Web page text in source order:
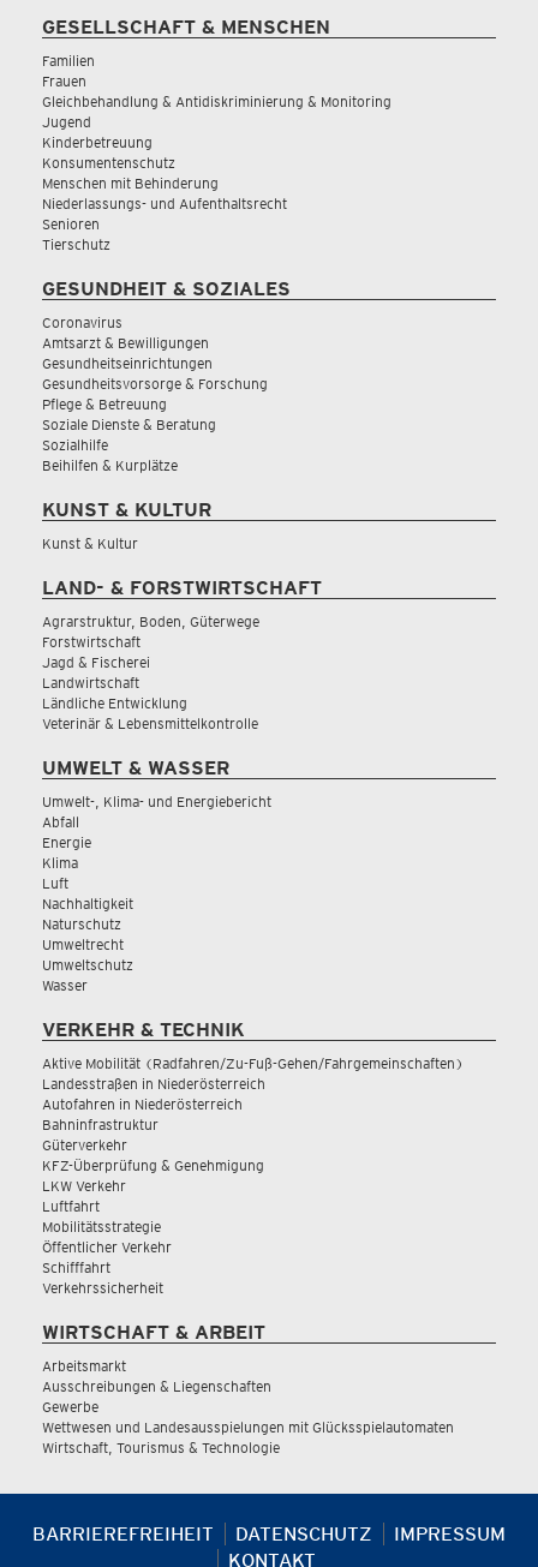
GESELLSCHAFT & MENSCHEN
Familien
Frauen
Gleichbehandlung & Antidiskriminierung & Monitoring
Jugend
Kinderbetreuung
Konsumentenschutz
Menschen mit Behinderung
Niederlassungs- und Aufenthaltsrecht
Senioren
Tierschutz
GESUNDHEIT & SOZIALES
Coronavirus
Amtsarzt & Bewilligungen
Gesundheitseinrichtungen
Gesundheitsvorsorge & Forschung
Pflege & Betreuung
Soziale Dienste & Beratung
Sozialhilfe
Beihilfen & Kurplätze
KUNST & KULTUR
Kunst & Kultur
LAND- & FORSTWIRTSCHAFT
Agrarstruktur, Boden, Güterwege
Forstwirtschaft
Jagd & Fischerei
Landwirtschaft
Ländliche Entwicklung
Veterinär & Lebensmittelkontrolle
UMWELT & WASSER
Umwelt-, Klima- und Energiebericht
Abfall
Energie
Klima
Luft
Nachhaltigkeit
Naturschutz
Umweltrecht
Umweltschutz
Wasser
VERKEHR & TECHNIK
Aktive Mobilität (Radfahren/Zu-Fuß-Gehen/Fahrgemeinschaften)
Landesstraßen in Niederösterreich
Autofahren in Niederösterreich
Bahninfrastruktur
Güterverkehr
KFZ-Überprüfung & Genehmigung
LKW Verkehr
Luftfahrt
Mobilitätsstrategie
Öffentlicher Verkehr
Schifffahrt
Verkehrssicherheit
WIRTSCHAFT & ARBEIT
Arbeitsmarkt
Ausschreibungen & Liegenschaften
Gewerbe
Wettwesen und Landesausspielungen mit Glücksspielautomaten
Wirtschaft, Tourismus & Technologie
BARRIEREFREIHEIT DATENSCHUTZ
IMPRESSUM
KONTAKT